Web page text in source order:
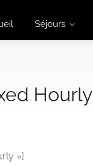
Séjours
Hourly
»]